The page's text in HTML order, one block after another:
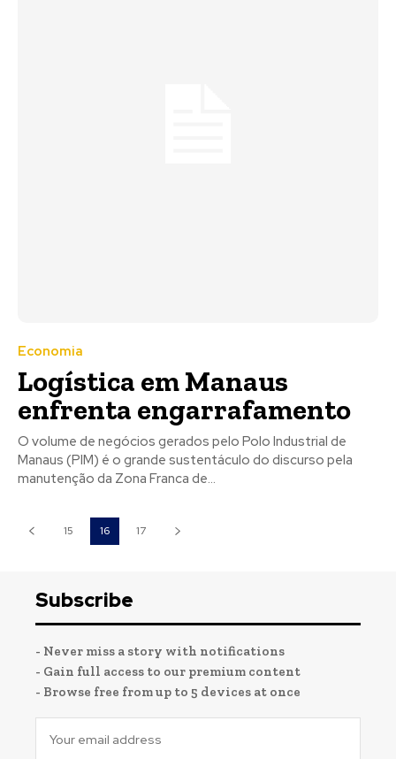
Economia
Logística em Manaus
enfrenta engarrafamento
O volume de negócios gerados pelo Polo Industrial de
Manaus (PIM) é o grande sustentáculo do discurso pela
manutenção da Zona Franca de...
15 16 17
Subscribe
- Never miss a story with notifications
- Gain full access to our premium content
- Browse free from up to 5 devices at once